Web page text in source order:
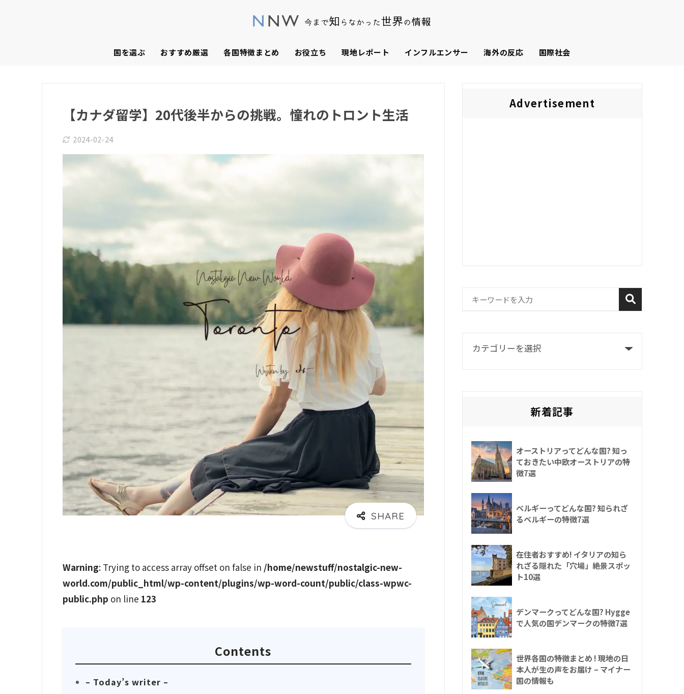
国を選ぶ おすすめ厳選 各国特徴まとめ お役立ち 現地レポート インフルエンサー 海外の反応 国際社会
【カナダ留学】20代後半からの挑戦。憧れのトロント生活
2024-02-24
Warning: Trying to access array offset on false in /home/newstuff/nostalgic-new-
world.com/public_html/wp-content/plugins/wp-word-count/public/class-wpwc-
public.php on line 123
Contents
– Today’s writer –
Advertisement
新着記事
オーストリアってどんな国? 知っ
ておきたい中欧オーストリアの特
徴7選
ベルギーってどんな国? 知られざ
るベルギーの特徴7選
在住者おすすめ! イタリアの知ら
れざる隠れた「穴場」絶景スポッ
ト10選
デンマークってどんな国? Hygge
で人気の国デンマークの特徴7選
世界各国の特徴まとめ ! 現地の日
本人が生の声をお届け – マイナー
国の情報も